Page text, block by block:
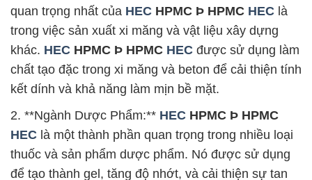
quan trọng nhất của HEC HPMC Þ HPMC HEC là
trong việc sản xuất xi măng và vật liệu xây dựng
khác. HEC HPMC Þ HPMC HEC được sử dụng làm
chất tạo đặc trong xi măng và beton để cải thiện tính
kết dính và khả năng làm mịn bề mặt.
2. **Ngành Dược Phẩm:** HEC HPMC Þ HPMC
HEC là một thành phần quan trọng trong nhiều loại
thuốc và sản phẩm dược phẩm. Nó được sử dụng
để tạo thành gel, tăng độ nhớt, và cải thiện sự tan